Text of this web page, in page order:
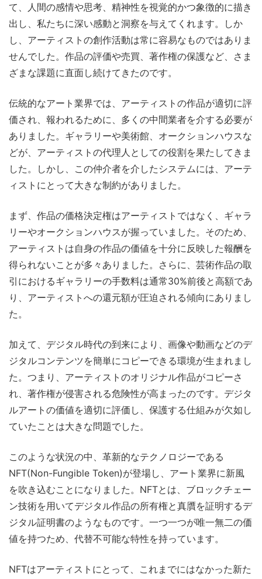
て、人間の感情や思考、精神性を視覚的かつ象徴的に描き
出し、私たちに深い感動と洞察を与えてくれます。しか
し、アーティストの創作活動は常に容易なものではありま
せんでした。作品の評価や売買、著作権の保護など、さま
ざまな課題に直面し続けてきたのです。
伝統的なアート業界では、アーティストの作品が適切に評
価され、報われるために、多くの中間業者を介する必要が
ありました。ギャラリーや美術館、オークションハウスな
どが、アーティストの代理人としての役割を果たしてきま
した。しかし、この仲介者を介したシステムには、アーテ
ィストにとって大きな制約がありました。
まず、作品の価格決定権はアーティストではなく、ギャラ
リーやオークションハウスが握っていました。そのため、
アーティストは自身の作品の価値を十分に反映した報酬を
得られないことが多々ありました。さらに、芸術作品の取
引におけるギャラリーの手数料は通常30%前後と高額であ
り、アーティストへの還元額が圧迫される傾向にありまし
た。
加えて、デジタル時代の到来により、画像や動画などのデ
ジタルコンテンツを簡単にコピーできる環境が生まれまし
た。つまり、アーティストのオリジナル作品がコピーさ
れ、著作権が侵害される危険性が高まったのです。デジタ
ルアートの価値を適切に評価し、保護する仕組みが欠如し
ていたことは大きな問題でした。
このような状況の中、革新的なテクノロジーである
NFT(Non-Fungible Token)が登場し、アート業界に新風
を吹き込むことになりました。NFTとは、ブロックチェー
ン技術を用いてデジタル作品の所有権と真贋を証明するデ
ジタル証明書のようなものです。一つ一つが唯一無二の価
値を持つため、代替不可能な特性を持っています。
NFTはアーティストにとって、これまでにはなかった新た